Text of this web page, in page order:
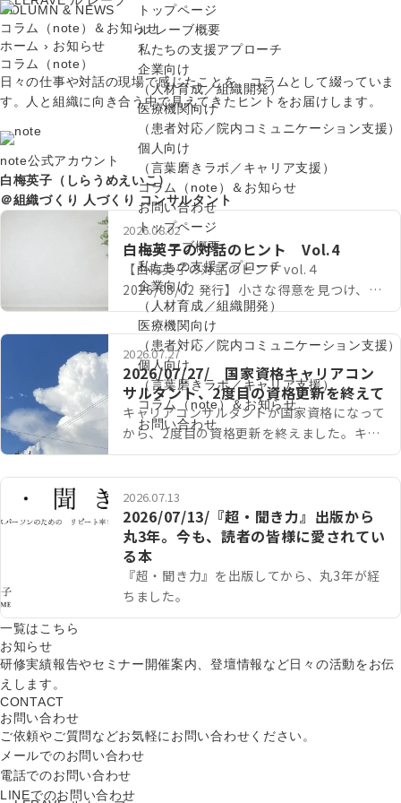
トップページ
ル レーブ概要
私たちの支援アプローチ
企業向け
（人材育成／組織開発）
医療機関向け
（患者対応／院内コミュニケーション支援）
個人向け
（言葉磨きラボ／キャリア支援）
コラム（note）＆お知らせ
お問い合わせ
トップページ
ル レーブ概要
私たちの支援アプローチ
企業向け
（人材育成／組織開発）
医療機関向け
（患者対応／院内コミュニケーション支援）
個人向け
（言葉磨きラボ／キャリア支援）
コラム（note）＆お知らせ
お問い合わせ
COLUMN & NEWS
コラム（note）＆お知らせ
ホーム › お知らせ
コラム（note）
日々の仕事や対話の現場で感じたことを、コラムとして綴っていま
す。人と組織に向き合う中で見えてきたヒントをお届けします。
note公式アカウント
白梅英子（しらうめえいこ）
＠組織づくり 人づくり コンサルタント
2026.08.02
白梅英子の対話のヒント Vol.4
【白梅英子の対話のヒント vol.４
2026/08/02 発行】小さな得意を見つけ、育
ててみるこんにちは、ル レーブの白梅英子
です。このたびの熊本地震により被…
2026.07.27
2026/07/27/ 国家資格キャリアコン
サルタント、2度目の資格更新を終えて
キャリアコンサルタントが国家資格になって
から、2度目の資格更新を終えました。キャ
リアコンサルタントの資格には、5年間の有
効期間があります。更新するためには、そ
の…
2026.07.13
2026/07/13/『超・聞き力』出版から
丸3年。今も、読者の皆様に愛されてい
る本
『超・聞き力』を出版してから、丸3年が経
ちました。
一覧はこちら
お知らせ
研修実績報告やセミナー開催案内、登壇情報など日々の活動をお伝
えします。
CONTACT
お問い合わせ
ご依頼やご質問などお気軽にお問い合わせください。
メールでのお問い合わせ
電話でのお問い合わせ
LINEでのお問い合わせ